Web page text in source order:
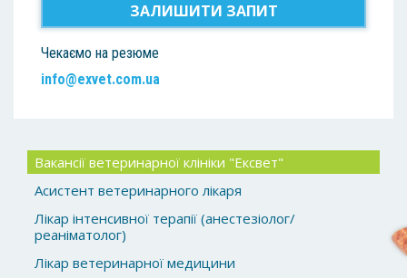
ЗАЛИШИТИ ЗАПИТ
Чекаємо на резюме
info@exvet.com.ua
Вакансії ветеринарної клініки "Ексвет"
Асистент ветеринарного лікаря
Лікар інтенсивної терапії (анестезіолог/
реаніматолог)
Лікар ветеринарної медицини